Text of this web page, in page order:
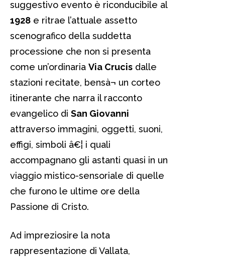
suggestivo evento è riconducibile al
1928 e ritrae l’attuale assetto
scenografico della suddetta
processione che non si presenta
come un’ordinaria Via Crucis dalle
stazioni recitate, bensà¬ un corteo
itinerante che narra il racconto
evangelico di San Giovanni
attraverso immagini, oggetti, suoni,
effigi, simboli â€¦ i quali
accompagnano gli astanti quasi in un
viaggio mistico-sensoriale di quelle
che furono le ultime ore della
Passione di Cristo.
Ad impreziosire la nota
rappresentazione di Vallata,